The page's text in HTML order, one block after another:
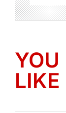
LIKE